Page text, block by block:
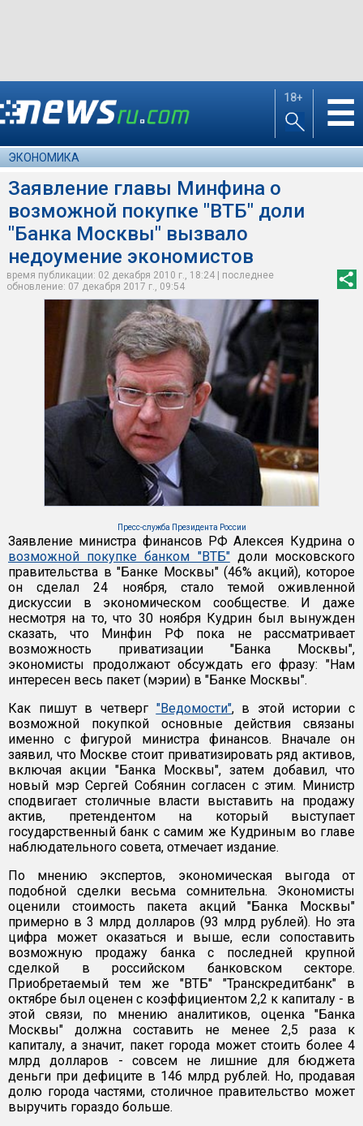
18+ ☰
ЭКОНОМИКА
Заявление главы Минфина о
возможной покупке "ВТБ" доли
"Банка Москвы" вызвало
недоумение экономистов
время публикации: 02 декабря 2010 г., 18:24 | последнее
обновление: 07 декабря 2017 г., 09:54
Пресс-служба Президента России
Заявление министра финансов РФ Алексея Кудрина о
возможной покупке банком "ВТБ"доли московского
правительства в "Банке Москвы" (46% акций), которое
он сделал 24 ноября, стало темой оживленной
дискуссии в экономическом сообществе. И даже
несмотря на то, что 30 ноября Кудрин был вынужден
сказать, что Минфин РФ пока не рассматривает
возможность приватизации "Банка Москвы",
экономисты продолжают обсуждать его фразу: "Нам
интересен весь пакет (мэрии) в "Банке Москвы".
Как пишут в четверг "Ведомости", в этой истории с
возможной покупкой основные действия связаны
именно с фигурой министра финансов. Вначале он
заявил, что Москве стоит приватизировать ряд активов,
включая акции "Банка Москвы", затем добавил, что
новый мэр Сергей Собянин согласен с этим. Министр
сподвигает столичные власти выставить на продажу
актив, претендентом на который выступает
государственный банк с самим же Кудриным во главе
наблюдательного совета, отмечает издание.
По мнению экспертов, экономическая выгода от
подобной сделки весьма сомнительна. Экономисты
оценили стоимость пакета акций "Банка Москвы"
примерно в 3 млрд долларов (93 млрд рублей). Но эта
цифра может оказаться и выше, если сопоставить
возможную продажу банка с последней крупной
сделкой в российском банковском секторе.
Приобретаемый тем же "ВТБ" "Транскредитбанк" в
октябре был оценен с коэффициентом 2,2 к капиталу - в
этой связи, по мнению аналитиков, оценка "Банка
Москвы" должна составить не менее 2,5 раза к
капиталу, а значит, пакет города может стоить более 4
млрд долларов - совсем не лишние для бюджета
деньги при дефиците в 146 млрд рублей. Но, продавая
долю города частями, столичное правительство может
выручить гораздо больше.